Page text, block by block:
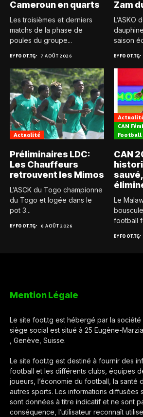
Cameroun en quarts
Les troisièmes et derniers
matchs de la phase de
poules du groupe...
BYFOOT.TG 7 AOÛT 2026
Zam
L’ASKO
saison
BYFOOT.TG
Actualité
Préliminaires LDC:
Les Chauffeurs
retrouvent les Mimos
L’ASCK du Togo championne
du Togo et logée dans le
pot 3...
BYFOOT.TG 6 AOÛT 2026
CAN
Football
CAN
Le
football
BYFOOT.TG
Mention Légale
Le site foot.tg est hébergé par la société
siège social est situé à 25 Eugène-
, Genève, Suisse.
Le site foot.tg est destiné à fournir des
football et les différents clubs, équipes
joueurs, l’économie du football, la santé
autres sports. Les informations diffusées
sont données à titre indicatif et ne sont
conséquence, l’utilisateur reconnaît